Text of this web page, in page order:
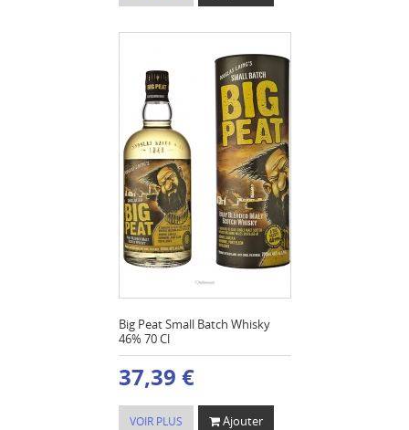
Big Peat Small Batch Whisky
46% 70 Cl
37,39 €
VOIR PLUS Ajouter